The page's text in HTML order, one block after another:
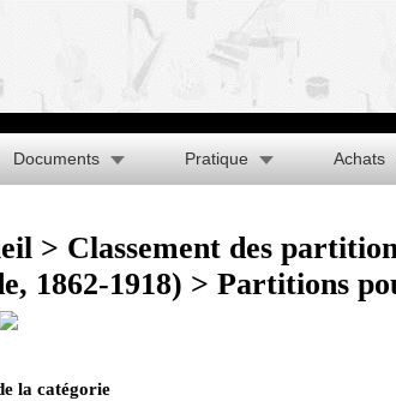
Documents Pratique Achats
> Classement des
1862-1918) > Partitions
la catégorie